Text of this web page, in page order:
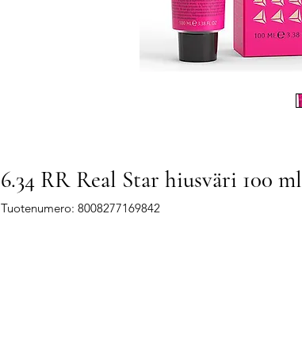
6.34 RR Real Star hiusväri 100 ml
Tuotenumero: 8008277169842